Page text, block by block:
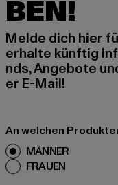
BEN!
Melde dich hier
erhalte künftig
nds, Angebote
er E-Mail!
An welchen
MÄNNER
FRAUEN